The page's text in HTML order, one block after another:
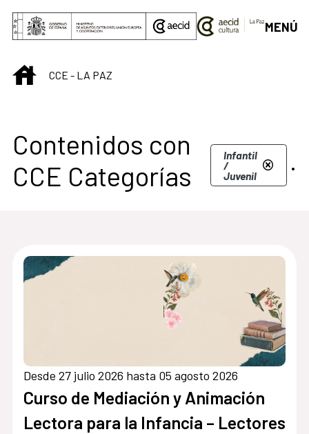
Saltar al contenido principal
MENÚ
INICIOCCE - LA PAZ
Contenidos con
CCE Categorías
Infantil
/
Juvenil .
Desde 27 julio 2026 hasta 05 agosto 2026
Curso de Mediación y Animación
Lectora para la Infancia – Lectores